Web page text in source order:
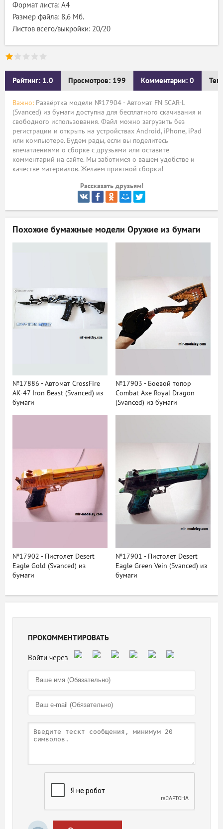
Формат листа: А4
Размер файла: 8,6 Мб.
Листов всего/выкройки: 20/20
Рейтинг: 1.0 Просмотров: 199 Комментарии: 0
Важно: Развёртка модели №17904 - Автомат FN SCAR-L
(Svanced) из бумаги доступна для бесплатного скачивания и
свободного использования. Файл можно загрузить без
регистрации и открыть на устройствах Android, iPhone, iPad
или компьютере. Будем рады, если вы поделитесь
впечатлениями о сборке с друзьями или оставите
комментарий на сайте. Мы заботимся о вашем удобстве и
качестве материалов. Желаем приятной сборки!
Рассказать друзьям!
Похожие бумажные модели Оружие из бумаги
№17886 - Автомат CrossFire
АК-47 Iron Beast (Svanced) из
бумаги
№17903 - Боевой топор
Combat Axe Royal Dragon
(Svanced) из бумаги
№17902 - Пистолет Desert
Eagle Gold (Svanced) из
бумаги
№17901 - Пистолет Desert
Eagle Green Vein (Svanced) из
бумаги
ПРОКОММЕНТИРОВАТЬ